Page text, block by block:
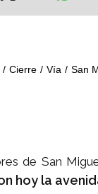
Cierre Vía San
de San
hoy la